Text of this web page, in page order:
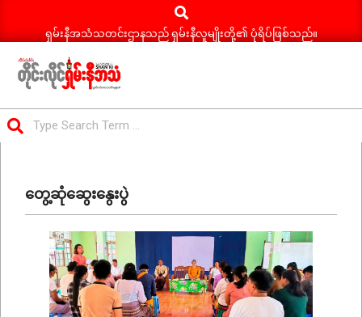
Search
ရှမ်းနီအသံသတင်းဌာနသည် ရှမ်းနီလူမျိုးတို့၏ ပုံရိပ်ဖြစ်သည်။
ရှမ်း
နီ
သတင်း
Menuတွေ့ဆုံဆွေးနွေးပွဲ